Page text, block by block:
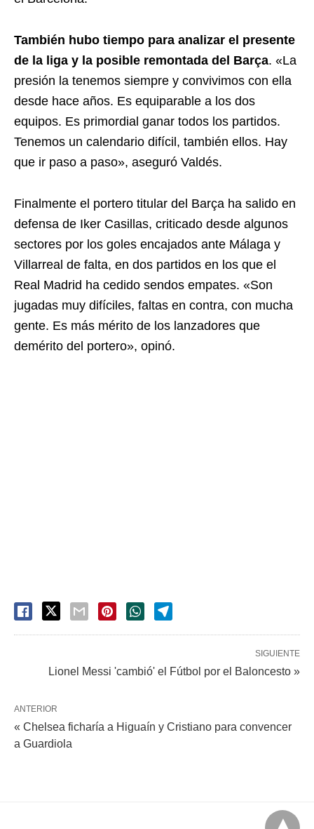
También hubo tiempo para analizar el presente
de la liga y la posible remontada del Barça. «La
presión la tenemos siempre y convivimos con ella
desde hace años. Es equiparable a los dos
equipos. Es primordial ganar todos los partidos.
Tenemos un calendario difícil, también ellos. Hay
que ir paso a paso», aseguró Valdés.
Finalmente el portero titular del Barça ha salido en
defensa de Iker Casillas, criticado desde algunos
sectores por los goles encajados ante Málaga y
Villarreal de falta, en dos partidos en los que el
Real Madrid ha cedido sendos empates. «Son
jugadas muy difíciles, faltas en contra, con mucha
gente. Es más mérito de los lanzadores que
demérito del portero», opinó.
SIGUIENTE
Lionel Messi 'cambió' el Fútbol por el Baloncesto »
ANTERIOR
« Chelsea ficharía a Higuaín y Cristiano para convencer
a Guardiola